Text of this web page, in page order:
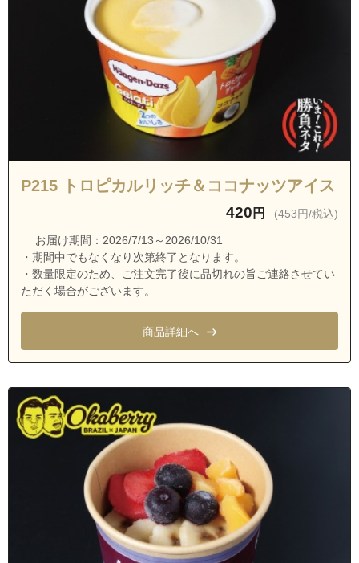
愛知県名古屋市南区笠寺町上新町
愛知県名古屋市南区笠寺町下新町
愛知県名古屋市南区笠寺町大門
愛知県名古屋市南区笠寺町中切
愛知県名古屋市南区笠寺町西之門
愛知県名古屋市南区笠寺町迫間
愛知県名古屋市南区笠寺町柚ノ木
愛知県名古屋市南区粕畠町１丁目
愛知県名古屋市南区粕畠町２丁目
愛知県名古屋市南区粕畠町３丁目
愛知県名古屋市南区霞町
愛知県名古屋市南区菊住１丁目
愛知県名古屋市南区楠町
愛知県名古屋市南区桜台１丁目
愛知県名古屋市南区桜台２丁目
愛知県名古屋市南区桜本町
愛知県名古屋市南区桜本町２丁目
愛知県名古屋市南区芝町
愛知県名古屋市南区砂口町
P215 トロピカルリッチ＆ココナッツアイス
420 円 (453円/税込)
お届け期間：2026/7/13～2026/10/31
・期間中でもなくなり次第終了となります。
・数量限定のため、ご注文完了後に品切れの旨ご連絡させてい
ただく場合がございます。
商品詳細へ